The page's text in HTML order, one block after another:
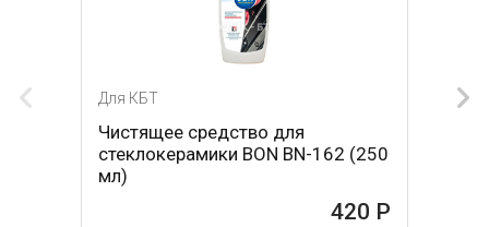
Для КБТ
Чистящее средство для
стеклокерамики BON BN-162 (250
мл)
420 Р